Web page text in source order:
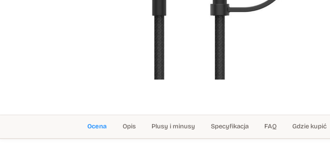
Ocena Opis Plusy i minusy Specyfikacja FAQ Gdzie kupić